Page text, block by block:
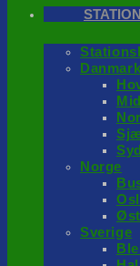
Danmark
Norge
Sverige